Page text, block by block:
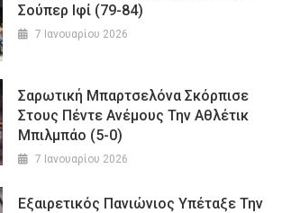
Σούπερ Ιφί (79-84)
7 Ιανουαρίου 2026
Σαρωτική Μπαρτσελόνα Σκόρπισε
Στους Πέντε Ανέμους Την Αθλέτικ
Μπιλμπάο (5-0)
7 Ιανουαρίου 2026
Εξαιρετικός Πανιώνιος Υπέταξε Την